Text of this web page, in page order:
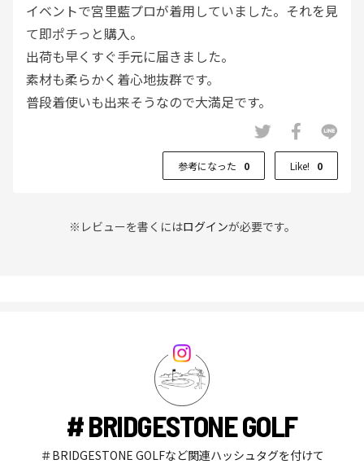
イベントで宮里藍プロが着用していました。それを見
て即ポチっと購入。
出荷も早くすぐ手元に届きました。
素材も柔らかく着心地抜群です。
普段着使いも出来そうなので大満足です。
参考になった 0 Like! 0
※レビューを書くにはログインが必要です。
# BRIDGESTONE GOLF
＃BRIDGESTONE GOLFなど関連ハッシュタグを付けて